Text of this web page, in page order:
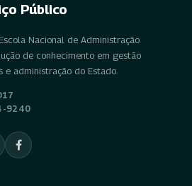
Público
Nacional de Administração
de conhecimento em gestão
e administração do Estado.
9240